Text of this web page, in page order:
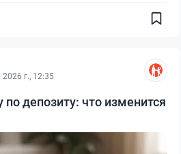
2026 г., 12:35
по депозиту: что изменится